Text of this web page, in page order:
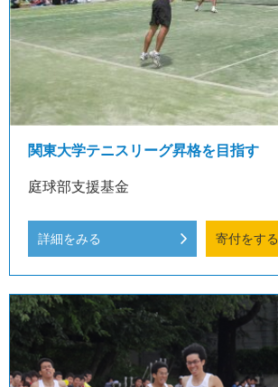
関東大学テニスリーグ昇格を目指す
庭球部支援基金
詳細をみる 寄付をする